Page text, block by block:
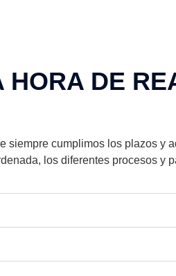
HORA DE
cumplimos los plazos y
los diferentes procesos y